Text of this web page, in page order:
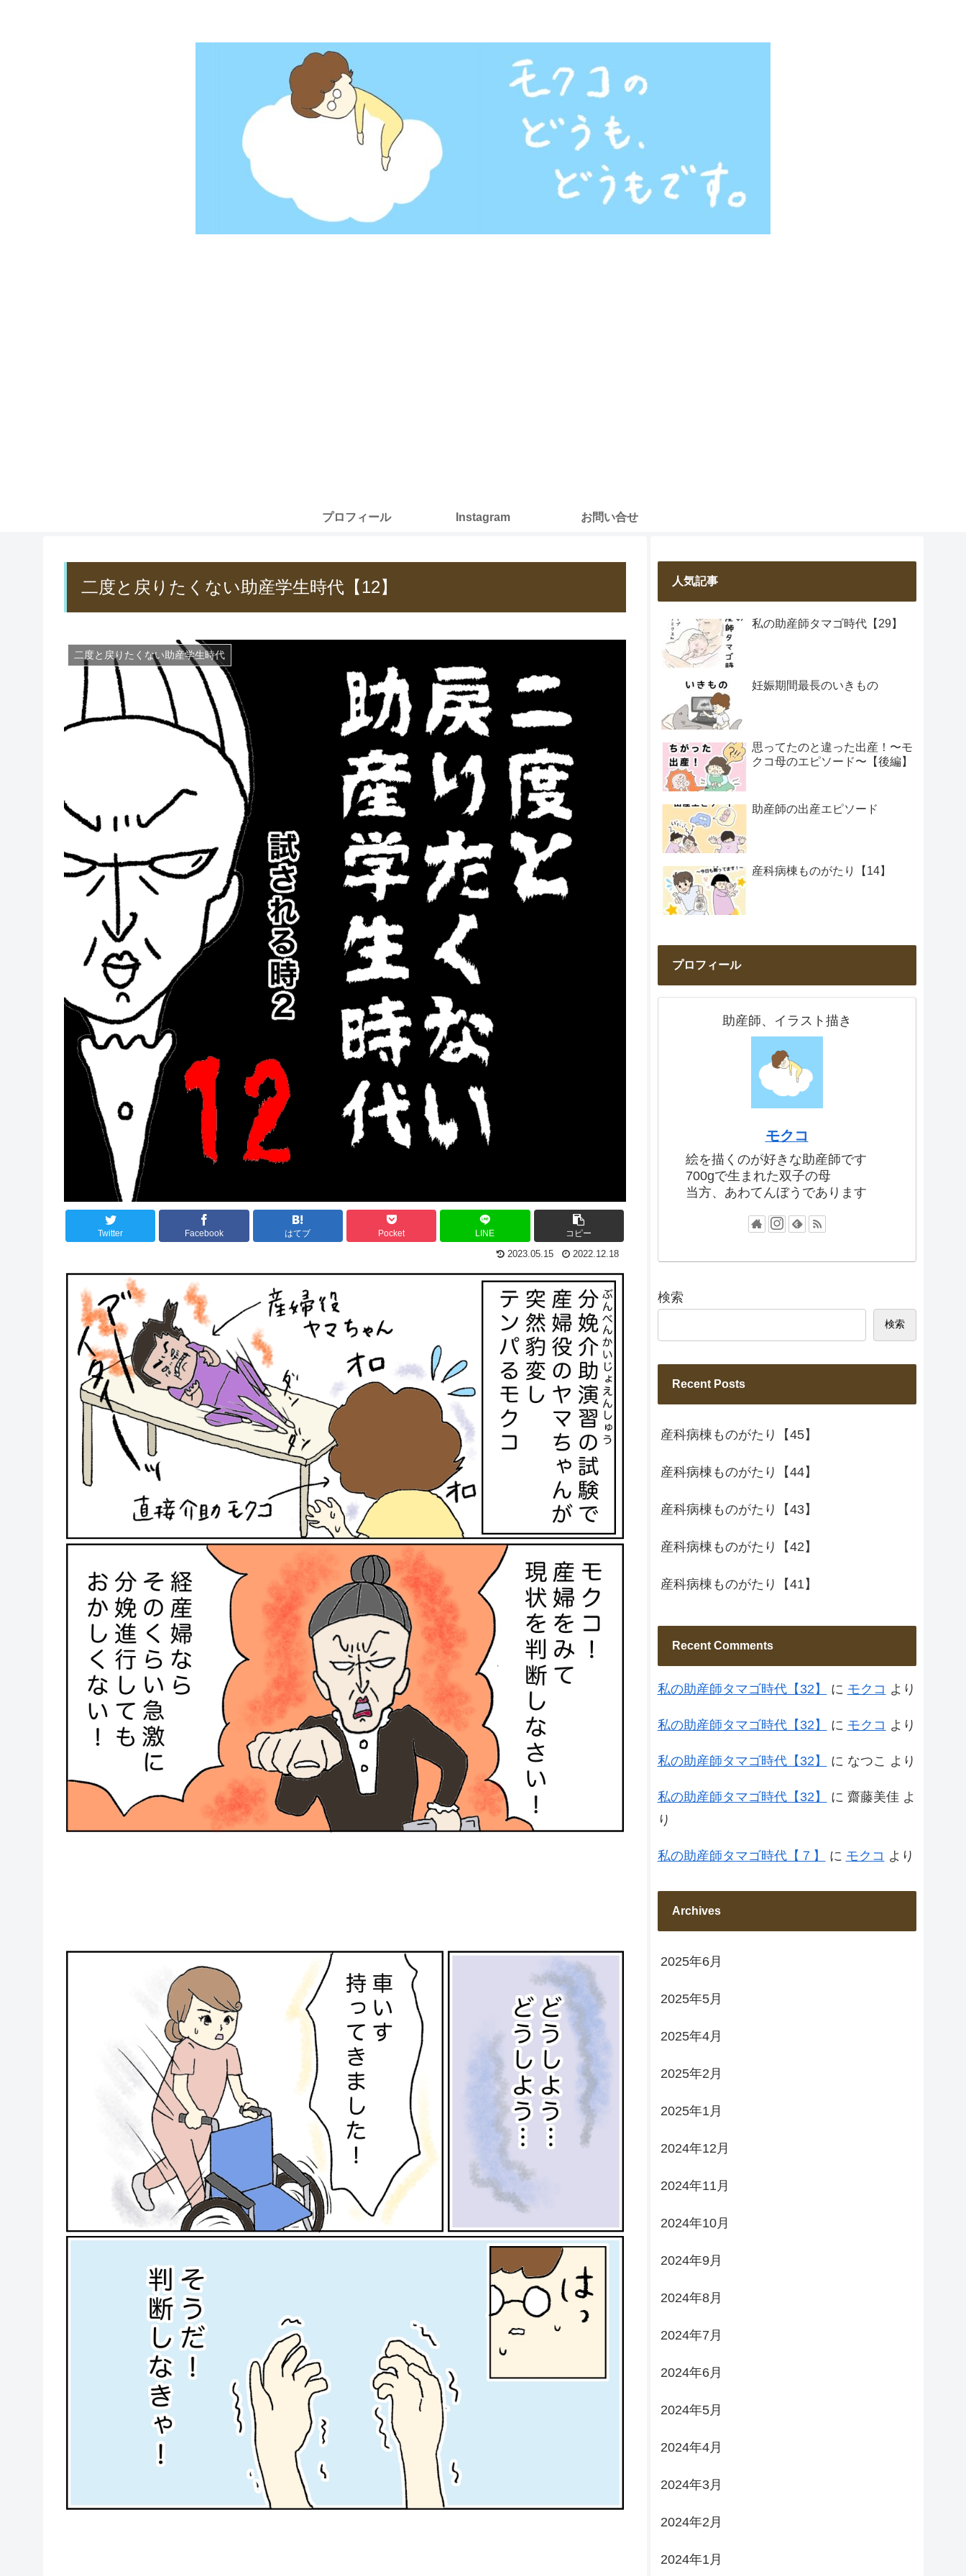
プロフィール Instagram お問い合せ
二度と戻りたくない助産学生時代【12】
二度と戻りたくない助産学生時代
Twitter Facebook はてブ Pocket LINE コピー
2023.05.15 2022.12.18
人気記事
私の助産師タマゴ時代【29】
妊娠期間最長のいきもの
思ってたのと違った出産！〜モ
クコ母のエピソード〜【後編】
助産師の出産エピソード
産科病棟ものがたり【14】
プロフィール
助産師、イラスト描き
モクコ
絵を描くのが好きな助産師です
700gで生まれた双子の母
当方、あわてんぼうであります
検索
検索
Recent Posts
産科病棟ものがたり【45】
産科病棟ものがたり【44】
産科病棟ものがたり【43】
産科病棟ものがたり【42】
産科病棟ものがたり【41】
Recent Comments
私の助産師タマゴ時代【32】 に モクコ より
私の助産師タマゴ時代【32】 に モクコ より
私の助産師タマゴ時代【32】 に なつこ より
私の助産師タマゴ時代【32】 に 齋藤美佳 よ
り
私の助産師タマゴ時代【７】 に モクコ より
Archives
2025年6月
2025年5月
2025年4月
2025年2月
2025年1月
2024年12月
2024年11月
2024年10月
2024年9月
2024年8月
2024年7月
2024年6月
2024年5月
2024年4月
2024年3月
2024年2月
2024年1月